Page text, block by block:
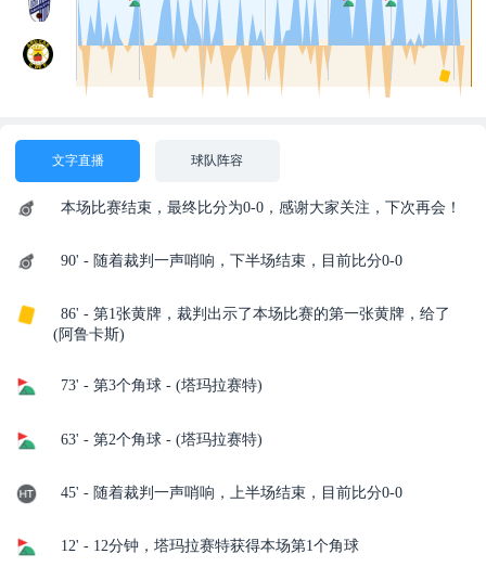
文字直播 球队阵容
本场比赛结束，最终比分为0-0，感谢大家关注，下次再会！
90' - 随着裁判一声哨响，下半场结束，目前比分0-0
86' - 第1张黄牌，裁判出示了本场比赛的第一张黄牌，给了
(阿鲁卡斯)
73' - 第3个角球 - (塔玛拉赛特)
63' - 第2个角球 - (塔玛拉赛特)
45' - 随着裁判一声哨响，上半场结束，目前比分0-0
12' - 12分钟，塔玛拉赛特获得本场第1个角球